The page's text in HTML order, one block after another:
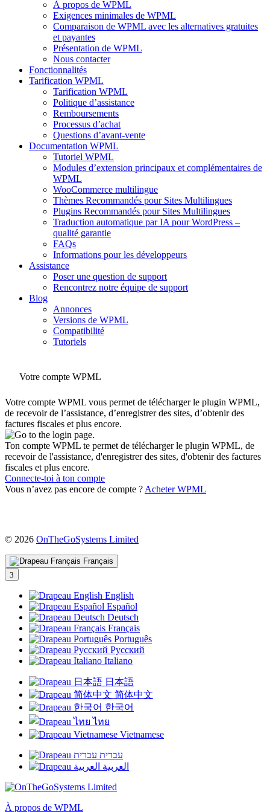
À propos de WPML
Exigences minimales de WPML
Comparaison de WPML avec les alternatives gratuites
et payantes
Présentation de WPML
Nous contacter
Fonctionnalités
Tarification WPML
Tarification WPML
Politique d’assistance
Remboursements
Processus d’achat
Questions d’avant-vente
Documentation WPML
Tutoriel WPML
Modules d’extension principaux et complémentaires de
WPML
WooCommerce multilingue
Thèmes Recommandés pour Sites Multilingues
Plugins Recommandés pour Sites Multilingues
Traduction automatique par IA pour WordPress –
qualité garantie
FAQs
Informations pour les développeurs
Assistance
Poser une question de support
Rencontrez notre équipe de support
Blog
Annonces
Versions de WPML
Compatibilité
Tutoriels
Votre compte WPML
Votre compte WPML vous permet de télécharger le plugin WPML,
de recevoir de l’assistance, d’enregistrer des sites, d’obtenir des
factures fiscales et plus encore.
Ton compte WPML te permet de télécharger le plugin WPML, de
recevoir de l'assistance, d'enregistrer des sites, d'obtenir des factures
fiscales et plus encore.
Connecte-toi à ton compte
Vous n’avez pas encore de compte ? Acheter WPML
© 2026 OnTheGoSystems Limited
Français
English
Español
Deutsch
Français
Português
Русский
Italiano
日本語
简体中文
한국어
ไทย
Vietnamese
עברית
العربية
À propos de WPML